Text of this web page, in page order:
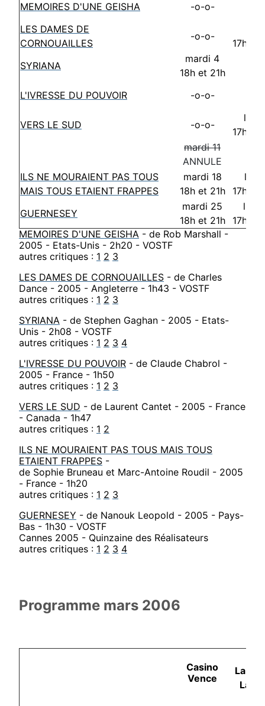
MEMOIRES D'UNE GEISHA -o-o-
LES DAMES DE
CORNOUAILLES
-o-o-
17h30
SYRIANA
mardi 4
18h et 21h
L'IVRESSE DU POUVOIR -o-o-
VERS LE SUD -o-o-
17h30
mardi 11
ANNULE
ILS NE MOURAIENT PAS TOUS
MAIS TOUS ETAIENT FRAPPES
mardi 18
18h et 21h
17h30
GUERNESEY
mardi 25
18h et 21h
17h30
MEMOIRES D'UNE GEISHA - de Rob Marshall -
2005 - Etats-Unis - 2h20 - VOSTF
autres critiques : 1 2 3
LES DAMES DE CORNOUAILLES - de Charles
Dance - 2005 - Angleterre - 1h43 - VOSTF
autres critiques : 1 2 3
SYRIANA - de Stephen Gaghan - 2005 - Etats-
Unis - 2h08 - VOSTF
autres critiques : 1 2 3 4
L'IVRESSE DU POUVOIR - de Claude Chabrol -
2005 - France - 1h50
autres critiques : 1 2 3
VERS LE SUD - de Laurent Cantet - 2005 - France
- Canada - 1h47
autres critiques : 1 2
ILS NE MOURAIENT PAS TOUS MAIS TOUS
ETAIENT FRAPPES -
de Sophie Bruneau et Marc-Antoine Roudil - 2005
- France - 1h20
autres critiques : 1 2 3
GUERNESEY - de Nanouk Leopold - 2005 - Pays-
Bas - 1h30 - VOSTF
Cannes 2005 - Quinzaine des Réalisateurs
autres critiques : 1 2 3 4
Programme mars 2006
Casino
Vence
La
La